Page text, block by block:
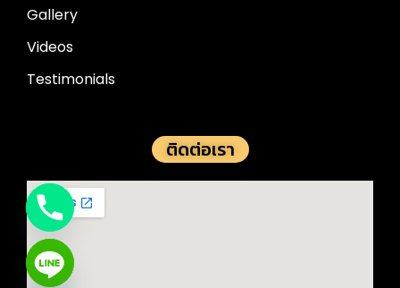
Gallery
Videos
Testimonials
ติดต่อเรา
chaty